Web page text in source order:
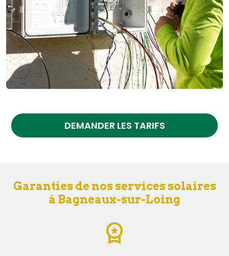
DEMANDER LES TARIFS
Garanties de nos services solaires
à Bagneaux-sur-Loing